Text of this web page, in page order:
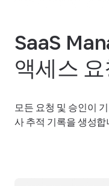
SaaS
액세스
모든 요청 및 승인이
사 추적 기록을 생성합